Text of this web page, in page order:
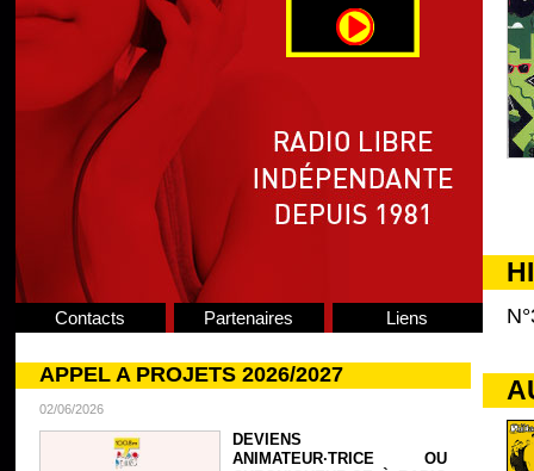
Contacts Partenaires Liens
APPEL A PROJETS 2026/2027
02/06/2026
DEVIENS
ANIMATEUR·TRICE OU